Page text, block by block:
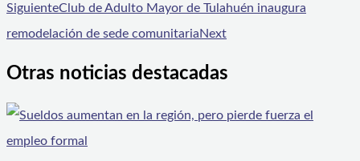
SiguienteClub de Adulto Mayor de Tulahuén inaugura
remodelación de sede comunitariaNext
Otras noticias destacadas